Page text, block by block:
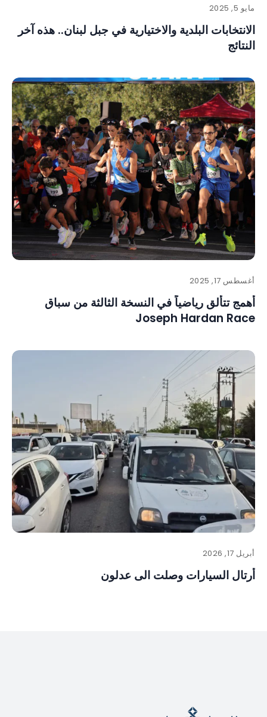
مايو 5, 2025
الانتخابات البلدية والاختيارية في جبل لبنان.. هذه آخر
النتائج
أغسطس 17, 2025
أهمج تتألق رياضياً في النسخة الثالثة من سباق
Joseph Hardan Race
أبريل 17, 2026
أرتال السيارات وصلت الى عدلون